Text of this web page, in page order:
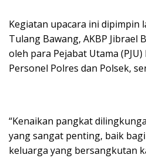
Kegiatan upacara ini dipimpin
Tulang Bawang, AKBP Jibrael
oleh para Pejabat Utama
Personel Polres dan Polsek,
“Kenaikan pangkat
yang sangat penting, baik
keluarga yang bersangkutan